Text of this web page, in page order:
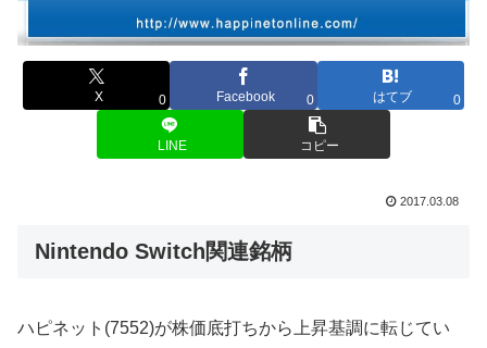
X 0 Facebook 0 はてブ 0
LINE コピー
2017.03.08
Nintendo Switch関連銘柄
ハピネット(7552)が株価底打ちから上昇基調に転じてい